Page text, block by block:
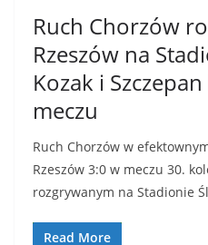
Ruch Chorzów
Rzeszów na
Kozak i
meczu
Ruch Chorzów w
Rzeszów 3:0 w meczu 30.
rozgrywanym na Stadionie
Read More